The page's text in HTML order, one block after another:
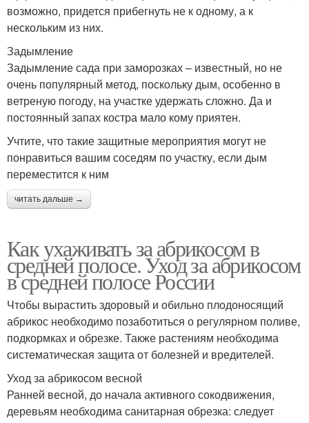
возможно, придется прибегнуть не к одному, а к
нескольким из них.
Задымление
Задымление сада при заморозках – известный, но не
очень популярный метод, поскольку дым, особенно в
ветреную погоду, на участке удержать сложно. Да и
постоянный запах костра мало кому приятен.
Учтите, что такие защитные мероприятия могут не
понравиться вашим соседям по участку, если дым
переместится к ним
читать дальше →
Как ухаживать за абрикосом в
средней полосе. Уход за абрикосом
в средней полосе России
Чтобы вырастить здоровый и обильно плодоносящий
абрикос необходимо позаботиться о регулярном поливе,
подкормках и обрезке. Также растениям необходима
систематическая защита от болезней и вредителей.
Уход за абрикосом весной
Ранней весной, до начала активного сокодвижения,
деревьям необходима санитарная обрезка: следует